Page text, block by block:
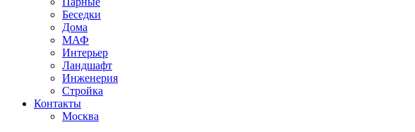
Беседки
Дома
МАФ
Интерьер
Ландшафт
Инженерия
Стройка
Контакты
Москва